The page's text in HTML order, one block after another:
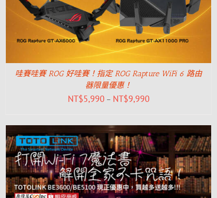
哇賽哇賽 ROG 好哇賽！指定 ROG Rapture WiFi 6 路由
器限量優惠！
NT$5,990 – NT$9,990